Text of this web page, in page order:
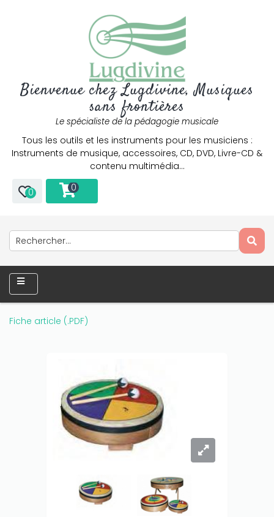
Bienvenue chez Lugdivine, Musiques
sans frontières
Le spécialiste de la pédagogie musicale
Tous les outils et les instruments pour les musiciens :
Instruments de musique, accessoires, CD, DVD, Livre-CD &
contenu multimédia…
0 0
Fiche article (.PDF)